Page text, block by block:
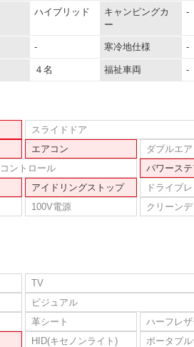
ハイブリッド
キャンピングカ
ー
-
- 寒冷地仕様 -
４名 福祉車両 -
スライドドア
エアコン
ダブルエ
ントロール
パワース
アイドリングストップ
ドライブ
100V電源
クリーン
TV
ビジュアル
革シート
ハーフレザ
HID(キセノンライト)
ポータブ